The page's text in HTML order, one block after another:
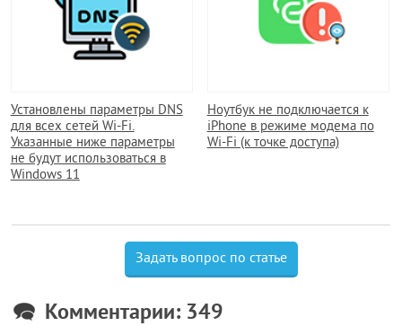
Установлены параметры DNS
для всех сетей Wi-Fi.
Указанные ниже параметры
не будут использоваться в
Windows 11
Ноутбук не подключается к
iPhone в режиме модема по
Wi-Fi (к точке доступа)
Задать вопрос по статье
Комментарии: 349